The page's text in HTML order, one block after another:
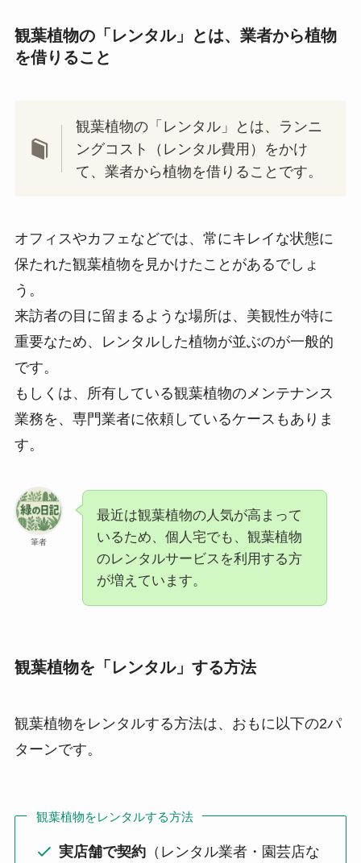
観葉植物の「レンタル」とは、業者から植物
を借りること
観葉植物の「レンタル」とは、ランニ
ングコスト（レンタル費用）をかけ
て、業者から植物を借りることです。
オフィスやカフェなどでは、常にキレイな状態に
保たれた観葉植物を見かけたことがあるでしょ
う。
来訪者の目に留まるような場所は、美観性が特に
重要なため、レンタルした植物が並ぶのが一般的
です。
もしくは、所有している観葉植物のメンテナンス
業務を、専門業者に依頼しているケースもありま
す。
筆者
最近は観葉植物の人気が高まって
いるため、個人宅でも、観葉植物
のレンタルサービスを利用する方
が増えています。
観葉植物を「レンタル」する方法
観葉植物をレンタルする方法は、おもに以下の2パ
ターンです。
観葉植物をレンタルする方法
実店舗で契約（レンタル業者・園芸店な